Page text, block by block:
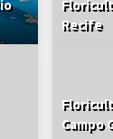
Recife
Campo